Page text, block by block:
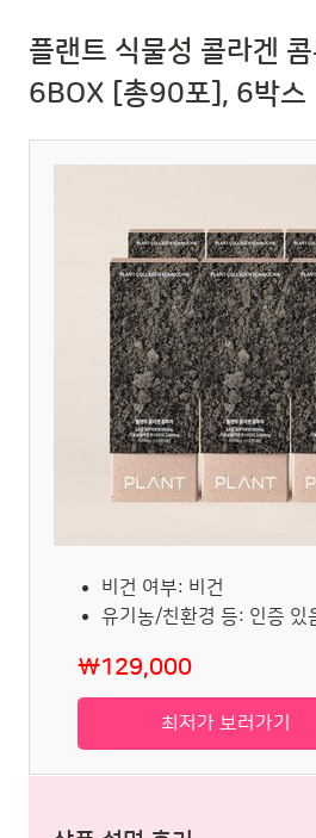
플랜트 식물성 콜라겐
6BOX [총90포], 6박스
비건 여부: 비건
유기농/친환경 등: 인증 있
₩129,000
최저가 보러가기